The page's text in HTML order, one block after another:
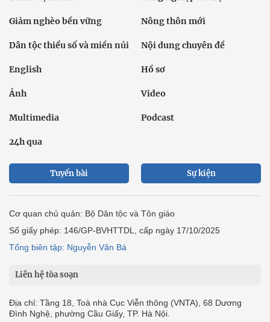
Giảm nghèo bền vững Nông thôn mới
Dân tộc thiểu số và miền núi Nội dung chuyên đề
English Hồ sơ
Ảnh Video
Multimedia Podcast
24h qua
Tuyến bài Sự kiện
Cơ quan chủ quản: Bộ Dân tộc và Tôn giáo
Số giấy phép: 146/GP-BVHTTDL, cấp ngày 17/10/2025
Tổng biên tập: Nguyễn Văn Bá
Liên hệ tòa soạn
Địa chỉ: Tầng 18, Toà nhà Cục Viễn thông (VNTA), 68 Dương
Đình Nghệ, phường Cầu Giấy, TP. Hà Nội.